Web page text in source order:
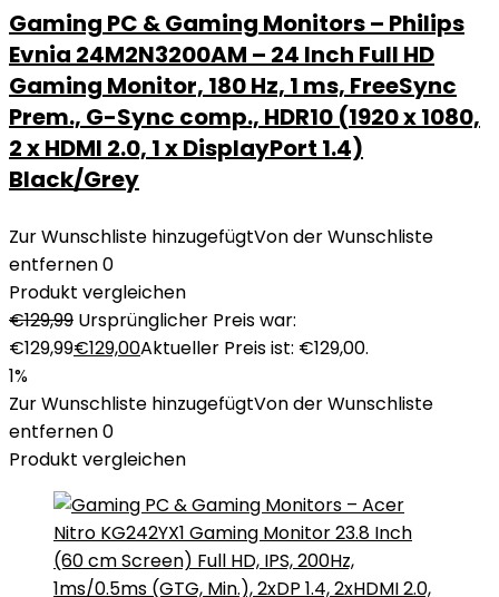
Gaming PC & Gaming Monitors – Philips
Evnia 24M2N3200AM – 24 Inch Full HD
Gaming Monitor, 180 Hz, 1 ms, FreeSync
Prem., G-Sync comp., HDR10 (1920 x 1080,
2 x HDMI 2.0, 1 x DisplayPort 1.4)
Black/Grey
Zur Wunschliste hinzugefügtVon der Wunschliste
entfernen0
Produkt vergleichen
€129,99 Ursprünglicher Preis war:
€129,99€129,00Aktueller Preis ist: €129,00.
1%
Zur Wunschliste hinzugefügtVon der Wunschliste
entfernen0
Produkt vergleichen